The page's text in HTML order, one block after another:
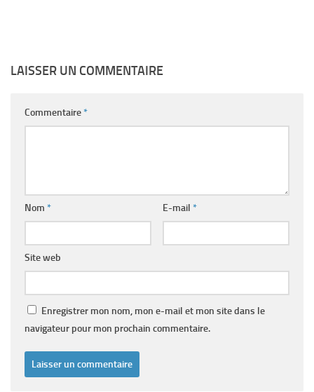
LAISSER UN COMMENTAIRE
Commentaire*
Nom * E-mail *
Site web
Enregistrer mon nom, mon e-mail et mon site dans le
navigateur pour mon prochain commentaire.